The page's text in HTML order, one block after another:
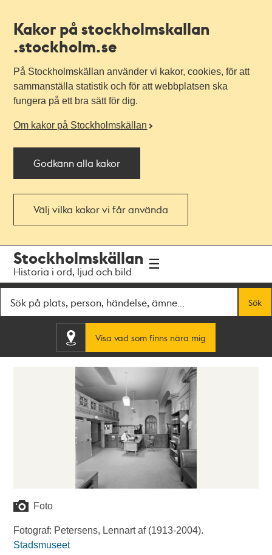
Kakor på stockholmskallan
.stockholm.se
På Stockholmskällan använder vi kakor, cookies, för att
sammanställa statistik och för att webbplatsen ska
fungera på ett bra sätt för dig.
Om kakor på Stockholmskällan
Godkänn alla kakor
Välj vilka kakor vi får använda
navigationen
huvudinnehållet
Stockholmskällan
Historia i ord, ljud och bild
Sök
Visa vad som finns nära mig
Foto
Fotograf: Petersens, Lennart af (1913-2004).
Stadsmuseet